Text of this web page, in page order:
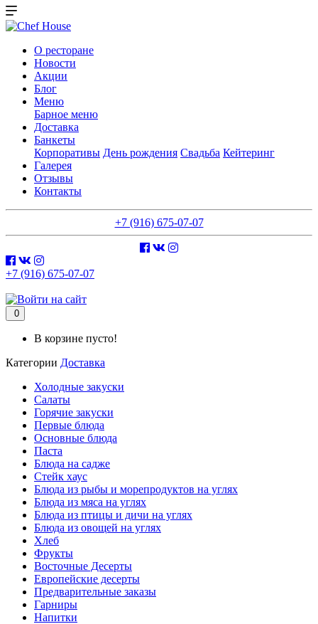
О ресторане
Новости
Акции
Блог
Меню
Барное меню
Доставка
Банкеты
Корпоративы День рождения Свадьба Кейтеринг
Галерея
Отзывы
Контакты
+7 (916) 675-07-07
+7 (916) 675-07-07
0
В корзине пусто!
Категории Доставка
Холодные закуски
Салаты
Горячие закуски
Первые блюда
Основные блюда
Паста
Блюда на садже
Стейк хаус
Блюда из рыбы и морепродуктов на углях
Блюда из мяса на углях
Блюда из птицы и дичи на углях
Блюда из овощей на углях
Хлеб
Фрукты
Восточные Десерты
Европейские десерты
Предварительные заказы
Гарниры
Напитки